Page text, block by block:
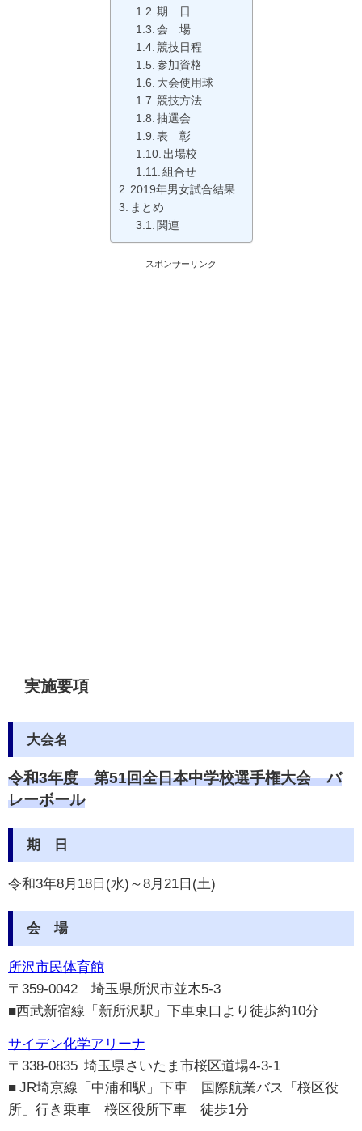
期 日
会 場
競技日程
参加資格
大会使用球
競技方法
抽選会
表 彰
出場校
組合せ
2019年男女試合結果
まとめ
関連
スポンサーリンク
実施要項
大会名
令和3年度第51回全日本中学校選手権大会 バ
レーボール
期 日
令和3年8月18日(水)～8月21日(土)
会 場
所沢市民体育館
〒359-0042 埼玉県所沢市並木5-3
■西武新宿線「新所沢駅」下車東口より徒歩約10分
サイデン化学アリーナ
〒338-0835 埼玉県さいたま市桜区道場4-3-1
■ JR埼京線「中浦和駅」下車 国際航業バス「桜区役
所」行き乗車 桜区役所下車 徒歩1分